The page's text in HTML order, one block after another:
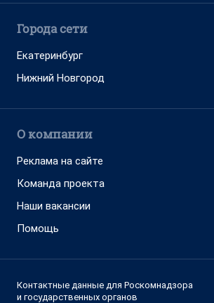
Города сети
Екатеринбург
Нижний Новгород
О компании
Реклама на сайте
Команда проекта
Наши вакансии
Помощь
Контактные данные для Роскомнадзора
и государственных органов